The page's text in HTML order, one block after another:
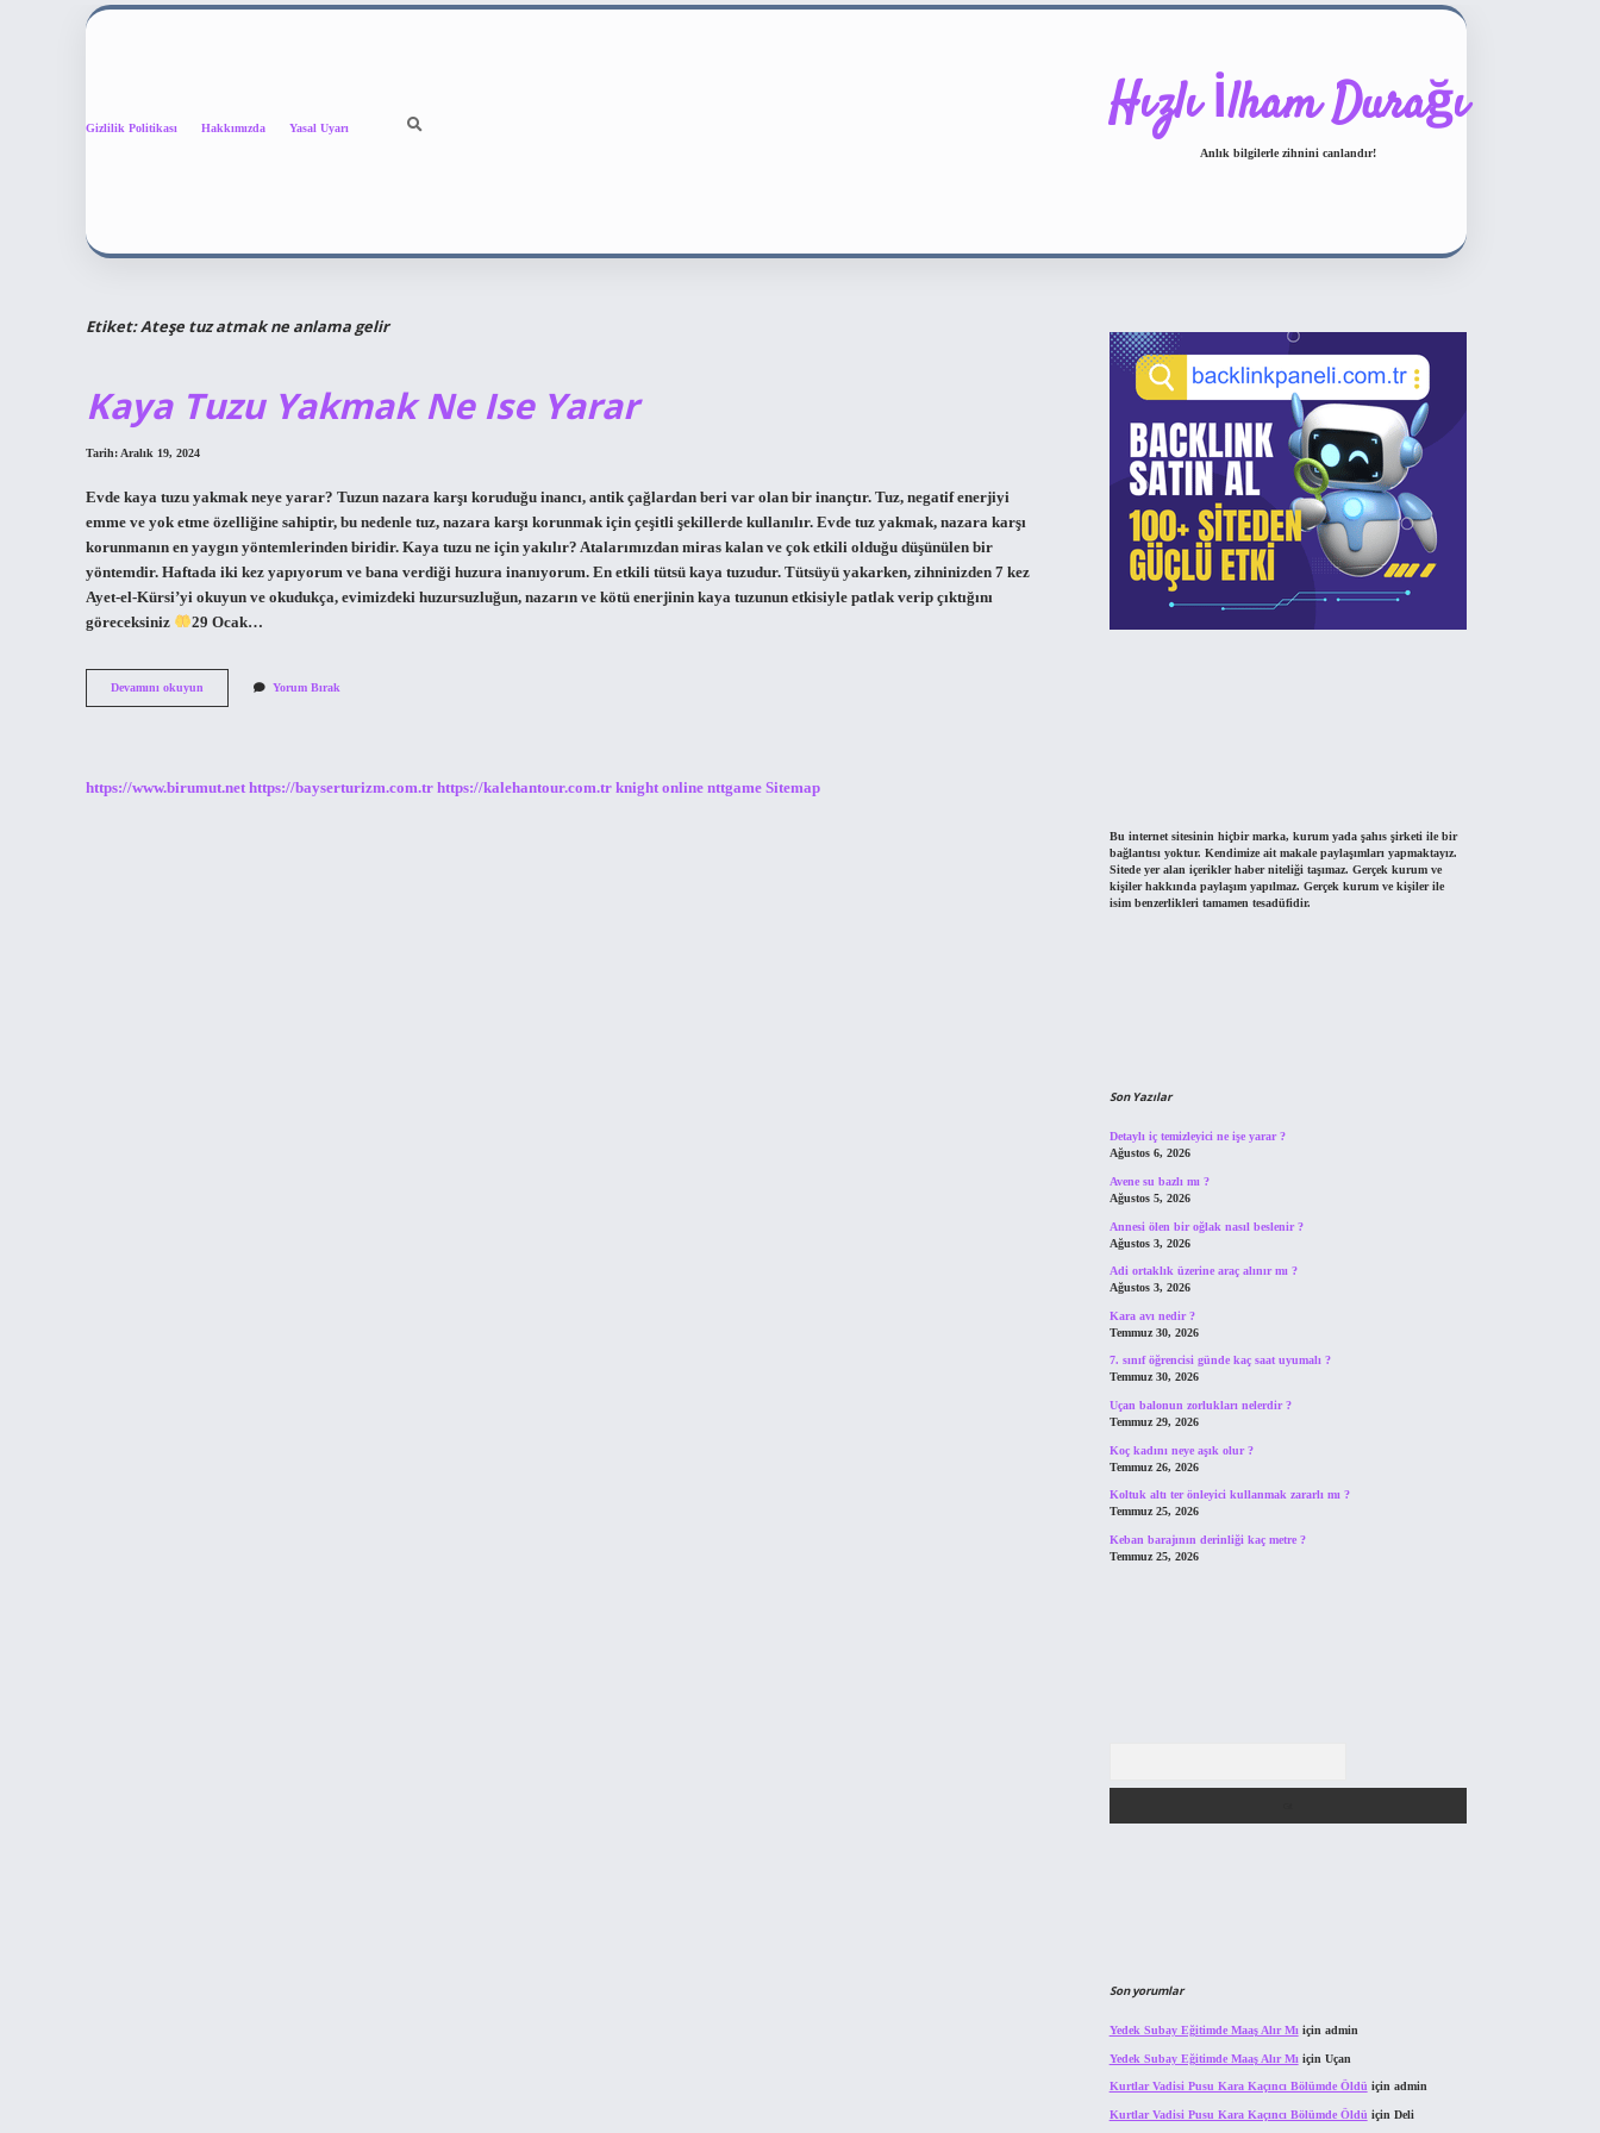
Gizlilik Politikası Hakkımızda Yasal Uyarı Hızlı İlham Durağı
Anlık bilgilerle zihnini canlandır!
Etiket:Ateşe tuz atmak ne anlama gelir
Kaya Tuzu Yakmak Ne Ise Yarar
Tarih: Aralık 19, 2024
Evde kaya tuzu yakmak neye yarar? Tuzun nazara karşı koruduğu inancı, antik çağlardan beri var olan bir inançtır. Tuz, negatif enerjiyi
emme ve yok etme özelliğine sahiptir, bu nedenle tuz, nazara karşı korunmak için çeşitli şekillerde kullanılır. Evde tuz yakmak, nazara karşı
korunmanın en yaygın yöntemlerinden biridir. Kaya tuzu ne için yakılır? Atalarımızdan miras kalan ve çok etkili olduğu düşünülen bir
yöntemdir. Haftada iki kez yapıyorum ve bana verdiği huzura inanıyorum. En etkili tütsü kaya tuzudur. Tütsüyü yakarken, zihninizden 7 kez
Ayet-el-Kürsi’yi okuyun ve okudukça, evimizdeki huzursuzluğun, nazarın ve kötü enerjinin kaya tuzunun etkisiyle patlak verip çıktığını
göreceksiniz
29 Ocak…
Devamını okuyun
Tuzu
Yorum Bırak
https://www.birumut.net https://bayserturizm.com.tr https://kalehantour.com.tr knight online nttgame Sitemap
Bu internet sitesinin hiçbir marka, kurum yada şahıs şirketi ile bir
bağlantısı yoktur. Kendimize ait makale paylaşımları yapmaktayız.
Sitede yer alan içerikler haber niteliği taşımaz. Gerçek kurum ve
kişiler hakkında paylaşım yapılmaz. Gerçek kurum ve kişiler ile
isim benzerlikleri tamamen tesadüfidir.
Son Yazılar
Detaylı iç temizleyici ne işe yarar ?
Ağustos 6, 2026
Avene su bazlı mı ?
Ağustos 5, 2026
Annesi ölen bir oğlak nasıl beslenir ?
Ağustos 3, 2026
Adi ortaklık üzerine araç alınır mı ?
Ağustos 3, 2026
Kara avı nedir ?
Temmuz 30, 2026
7. sınıf öğrencisi günde kaç saat uyumalı ?
Temmuz 30, 2026
Uçan balonun zorlukları nelerdir ?
Temmuz 29, 2026
Koç kadını neye aşık olur ?
Temmuz 26, 2026
Koltuk altı ter önleyici kullanmak zararlı mı ?
Temmuz 25, 2026
Keban barajının derinliği kaç metre ?
Temmuz 25, 2026
Son yorumlar
Yedek Subay Eğitimde Maaş Alır Mı için admin
Yedek Subay Eğitimde Maaş Alır Mı için Uçan
Kurtlar Vadisi Pusu Kara Kaçıncı Bölümde Öldü için admin
Kurtlar Vadisi Pusu Kara Kaçıncı Bölümde Öldü için Deli